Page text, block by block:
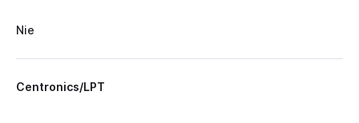
Nie
Centronics/LPT